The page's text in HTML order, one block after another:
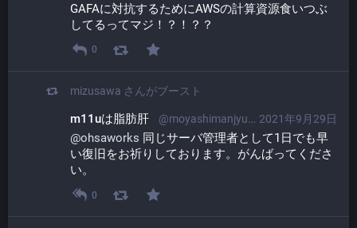
GAFAに対抗するためにAWSの計算資源食いつぶ
してるってマジ！？！？？
0
mizusawa さんがブースト
2021年9月29日
m11uは脂肪肝 @moyashimanjyu@meganekeesu.tokyo
@ohsaworks 同じサーバ管理者として1日でも早
い復旧をお祈りしております。がんばってくださ
い。
0